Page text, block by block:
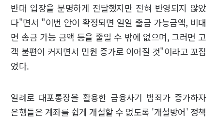
반대 입장을 분명하게 전달했지만 전혀 반영되지 않았
다"면서 "이번 안이 확정되면 일일 출금 가능금액, 비대
면 송금 가능 금액 등을 줄일 수 밖에 없으며, 그러면 고
객 불편이 커지면서 민원 증가로 이어질 것"이라고 꼬집
었다.
일례로 대포통장을 활용한 금융사기 범죄가 증가하자
은행들은 계좌를 쉽게 개설할 수 없도록 '개설방어' 정책